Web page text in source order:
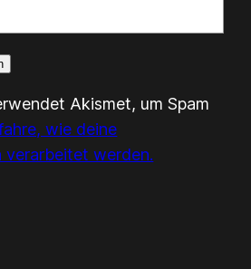
Akismet, um Spam
wie deine
verarbeitet werden.